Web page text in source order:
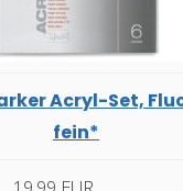
Acryl-Set,
fein*